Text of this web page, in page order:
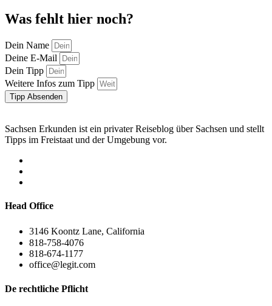
Was fehlt hier noch?
Dein Name
Deine E-Mail
Dein Tipp
Weitere Infos zum Tipp
Tipp Absenden
Sachsen Erkunden ist ein privater Reiseblog über Sachsen und stellt
Tipps im Freistaat und der Umgebung vor.
Head Office
3146 Koontz Lane, California
818-758-4076
818-674-1177
office@legit.com
De rechtliche Pflicht